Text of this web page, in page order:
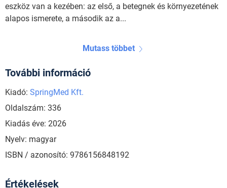
eszköz van a kezében: az első, a betegnek és környezetének
alapos ismerete, a második az a...
Mutass többet
További információ
Kiadó: SpringMed Kft.
Oldalszám: 336
Kiadás éve: 2026
Nyelv: magyar
ISBN / azonosító: 9786156848192
Értékelések